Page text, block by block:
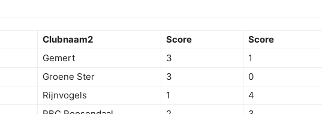
Clubnaam2 Score
Score
Gemert 3
1
Groene Ster 3
0
Rijnvogels 1
4